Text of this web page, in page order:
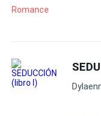
su alrededor. Dos
mundo nuevo para
Romance